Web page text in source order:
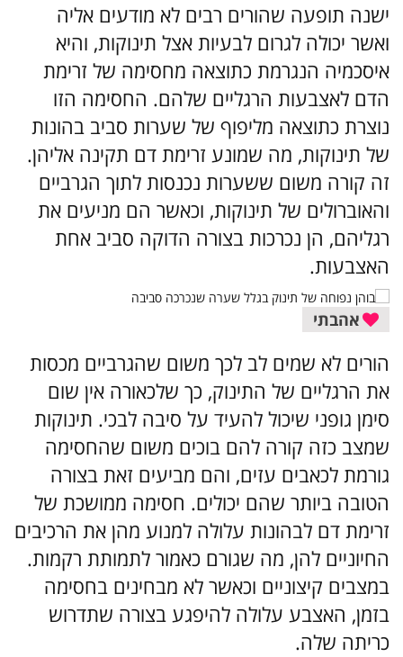
ישנה תופעה שהורים רבים לא מודעים אליה
ואשר יכולה לגרום לבעיות אצל תינוקות, והיא
איסכמיה הנגרמת כתוצאה מחסימה של זרימת
הדם לאצבעות הרגליים שלהם. החסימה הזו
נוצרת כתוצאה מליפוף של שערות סביב בהונות
של תינוקות, מה שמונע זרימת דם תקינה אליהן.
זה קורה משום ששערות נכנסות לתוך הגרביים
והאוברולים של תינוקות, וכאשר הם מניעים את
רגליהם, הן נכרכות בצורה הדוקה סביב אחת
האצבעות.
אהבתי
הורים לא שמים לב לכך משום שהגרביים מכסות
את הרגליים של התינוק, כך שלכאורה אין שום
סימן גופני שיכול להעיד על סיבה לבכי. תינוקות
שמצב כזה קורה להם בוכים משום שהחסימה
גורמת לכאבים עזים, והם מביעים זאת בצורה
הטובה ביותר שהם יכולים. חסימה ממושכת של
זרימת דם לבהונות עלולה למנוע מהן את הרכיבים
החיוניים להן, מה שגורם כאמור לתמותת רקמות.
במצבים קיצוניים וכאשר לא מבחינים בחסימה
בזמן, האצבע עלולה להיפגע בצורה שתדרוש
כריתה שלה.